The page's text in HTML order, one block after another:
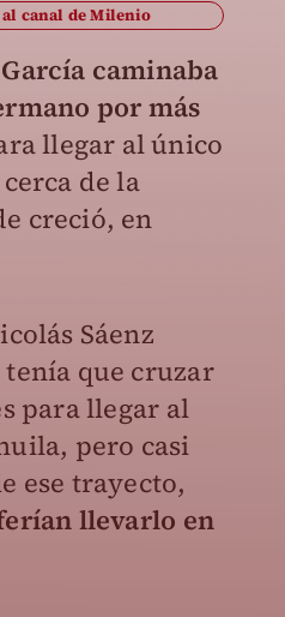
canal de Milenio
caminaba
por más
llegar al único
de la
creció, en
Sáenz
que cruzar
para llegar al
pero casi
ese trayecto,
llevarlo en